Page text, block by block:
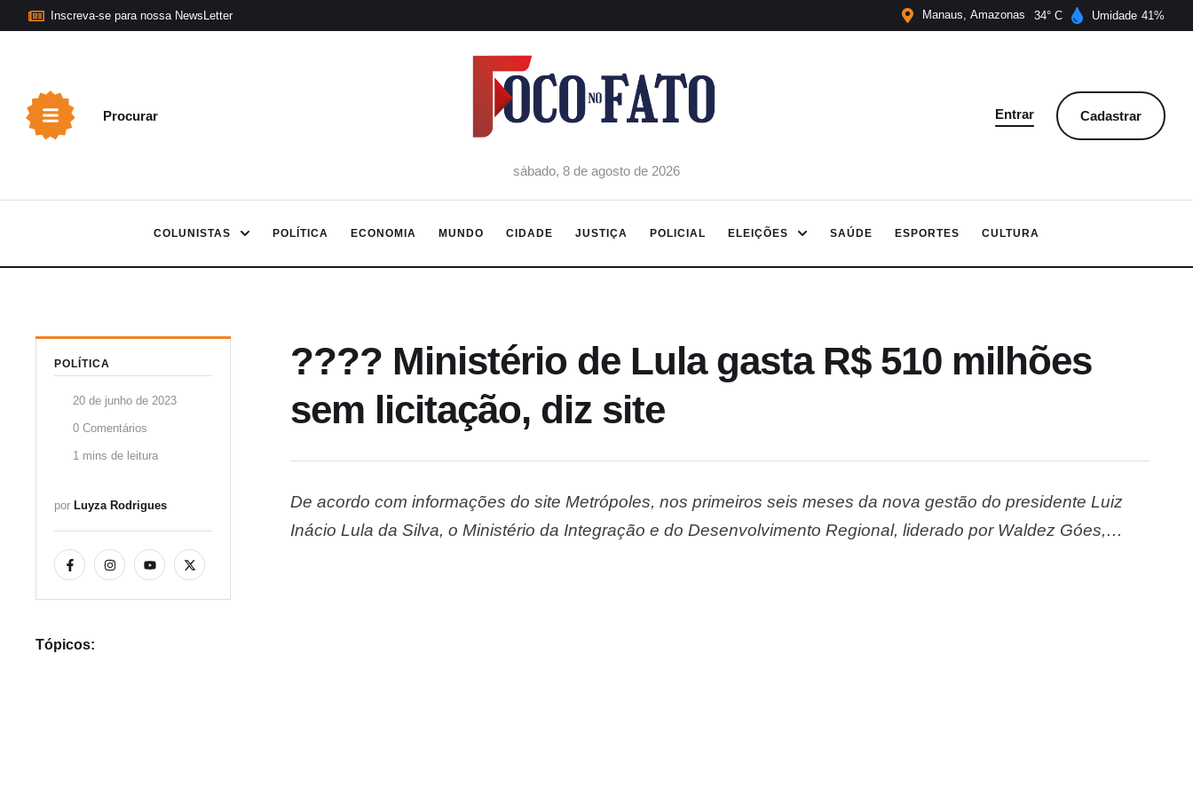
Inscreva-se para nossa NewsLetter Manaus Amazonas 34 Umidade 41
Procurar
sábado, 8 de agosto de 2026
Entrar Cadastrar
COLUNISTAS POLÍTICA ECONOMIA MUNDO CIDADE JUSTIÇA POLICIAL ELEIÇÕES SAÚDE ESPORTES CULTURA
POLÍTICA
20 de junho de 2023
0 Comentários
1 mins de leitura
por Luyza Rodrigues
Tópicos:
???? Ministério de Lula gasta R$ 510 milhões
sem licitação, diz site
De acordo com informações do site Metrópoles, nos primeiros seis meses da nova gestão do presidente Luiz
Inácio Lula da Silva, o Ministério da Integração e do Desenvolvimento Regional, liderado por Waldez Góes,